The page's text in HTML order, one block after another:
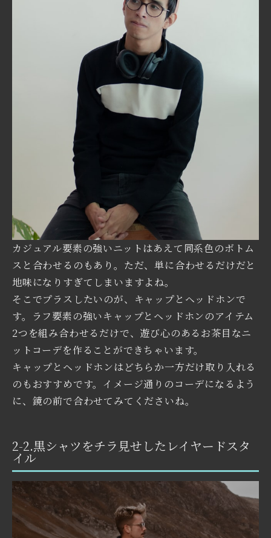
カジュアル要素の強いニットはあえて同系色のボトム
スと合わせるのもあり。ただ、単に合わせるだけだと
地味になりすぎてしまいますよね。
そこでプラスしたいのが、キャップとヘッドホンで
す。ラフ要素の強いキャップとヘッドホンのアイテム
2つを組み合わせるだけで、遊び心のあるお茶目なニ
ットコーデを作ることができちゃいます。
キャップとヘッドホンはどちらか一方だけ取り入れる
のもおすすめです。イメージ通りのコーデになるよう
に、鏡の前で合わせてみてくださいね。
2-2.黒シャツをチラ見せしたレイヤードスタ
イル